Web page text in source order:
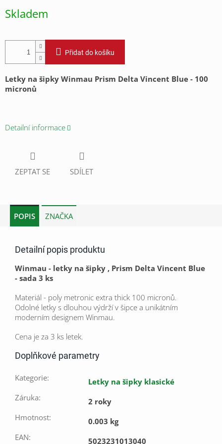
Skladem
Přidat do košíku
Letky na šipky Winmau Prism Delta Vincent Blue - 100
micronů
Detailní informace
ZEPTAT SE SDÍLET
POPIS ZNAČKA
Detailní popis produktu
Winmau - letky na šipky , Prism Delta Vincent Blue
- sada 3 ks
Materiál - poly metronic extra thick 100 micronů.
Odolné letky s dlouhou výdrží v šipce a unikátním
moderním designem Winmau.
Cena je za 3 ks letek.
Doplňkové parametry
Kategorie:
Letky na šipky klasické
Záruka:
2 roky
Hmotnost:
0.003 kg
EAN:
5023231013040